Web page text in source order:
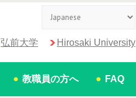
弘前大学 Hirosaki University
教職員の方へ FAQ